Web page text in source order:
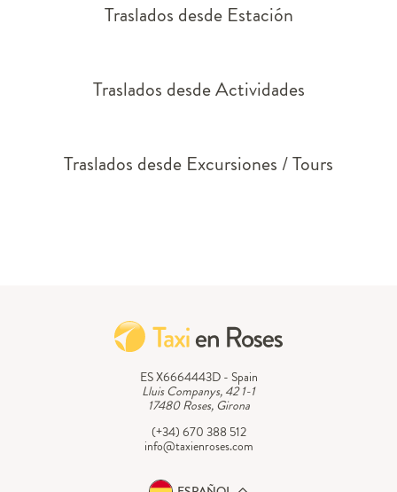
Traslados desde Estación
Traslados desde Actividades
Traslados desde Excursiones / Tours
ES X6664443D - Spain
Lluis Companys, 42 1-1
17480 Roses, Girona
(+34) 670 388 512
info@taxienroses.com